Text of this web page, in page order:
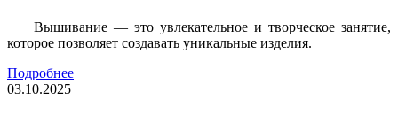
Вышивание — это увлекательное и творческое занятие,
которое позволяет создавать уникальные изделия.
Подробнее
03.10.2025